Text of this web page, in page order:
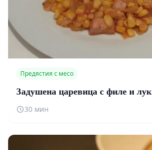
Предястия с месо
Задушена царевица с филе и лук
30 мин